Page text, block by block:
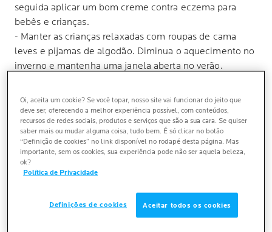
seguida aplicar um bom creme contra eczema para
bebês e crianças.
- Manter as crianças relaxadas com roupas de cama
leves e pijamas de algodão. Diminua o aquecimento no
inverno e mantenha uma janela aberta no verão.
combater a coceira durante a noite
DERMATITE ATÓPICA EM CRIANÇAS: MUITO
COMPLICADO NA HORA DE DORMIR
PREPARE-SE PARA DORMIR COM A ROTINA
CERTA
Oi, aceita um cookie? Se você topar, nosso site vai funcionar do jeito que
deve ser, oferecendo a melhor experiência possível, com conteúdos,
recursos de redes sociais, produtos e serviços que são a sua cara. Se quiser
saber mais ou mudar alguma coisa, tudo bem. É só clicar no botão
“Definição de cookies” no link disponível no rodapé desta página. Mas
importante, sem os cookies, sua experiência pode não ser aquela beleza,
ok?
Política de Privacidade
Definições de cookies Aceitar todos os cookies